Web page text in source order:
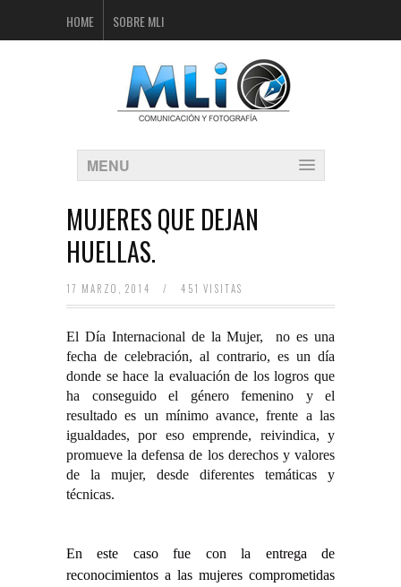
HOME SOBRE MLI
MENU
MUJERES QUE DEJAN
HUELLAS.
17 MARZO, 2014 / 451 VISITAS
El Día Internacional de la Mujer,
no es una
fecha de celebración, al contrario, es un día
donde se hace la evaluación de los logros que
ha conseguido el género femenino y el
resultado es un mínimo avance, frente a las
igualdades, por eso emprende, reivindica, y
promueve la defensa de los derechos y valores
de la mujer, desde diferentes temáticas y
técnicas.
En este caso fue con la entrega de
reconocimientos a las mujeres comprometidas